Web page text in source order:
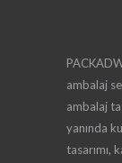
ambalaj
ambalaj
yanında
tasarımı,